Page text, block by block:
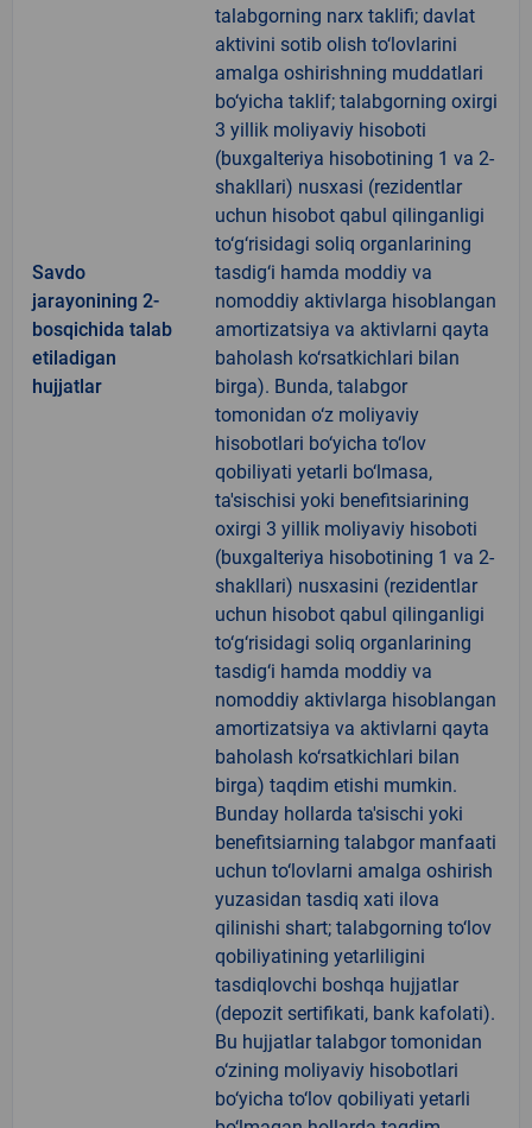
Savdo
jarayonining 2-
bosqichida talab
etiladigan
hujjatlar
talabgorning narx taklifi; davlat
aktivini sotib olish to‘lovlarini
amalga oshirishning muddatlari
bo‘yicha taklif; talabgorning oxirgi
3 yillik moliyaviy hisoboti
(buxgalteriya hisobotining 1 va 2-
shakllari) nusxasi (rezidentlar
uchun hisobot qabul qilinganligi
to‘g‘risidagi soliq organlarining
tasdig‘i hamda moddiy va
nomoddiy aktivlarga hisoblangan
amortizatsiya va aktivlarni qayta
baholash ko‘rsatkichlari bilan
birga). Bunda, talabgor
tomonidan o‘z moliyaviy
hisobotlari bo‘yicha to‘lov
qobiliyati yetarli bo‘lmasa,
ta'sischisi yoki benefitsiarining
oxirgi 3 yillik moliyaviy hisoboti
(buxgalteriya hisobotining 1 va 2-
shakllari) nusxasini (rezidentlar
uchun hisobot qabul qilinganligi
to‘g‘risidagi soliq organlarining
tasdig‘i hamda moddiy va
nomoddiy aktivlarga hisoblangan
amortizatsiya va aktivlarni qayta
baholash ko‘rsatkichlari bilan
birga) taqdim etishi mumkin.
Bunday hollarda ta'sischi yoki
benefitsiarning talabgor manfaati
uchun to‘lovlarni amalga oshirish
yuzasidan tasdiq xati ilova
qilinishi shart; talabgorning to‘lov
qobiliyatining yetarliligini
tasdiqlovchi boshqa hujjatlar
(depozit sertifikati, bank kafolati).
Bu hujjatlar talabgor tomonidan
o‘zining moliyaviy hisobotlari
bo‘yicha to‘lov qobiliyati yetarli